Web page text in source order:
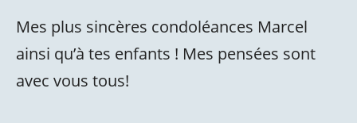
Mes plus sincères condoléances Marcel
ainsi qu’à tes enfants ! Mes pensées sont
avec vous tous!